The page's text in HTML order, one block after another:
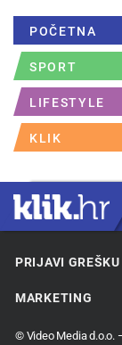
POČETNA
SPORT
LIFESTYLE
KLIK
PRIJAVI GREŠKU
MARKETING
© Video Media d.o.o.